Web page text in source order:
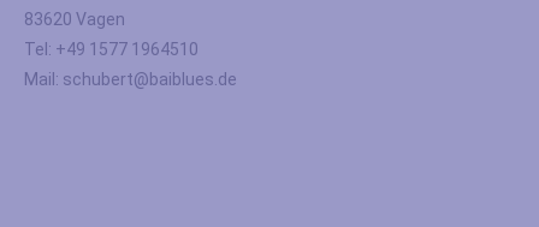
83620 Vagen
Tel: +49 1577 1964510
Mail: schubert@baiblues.de